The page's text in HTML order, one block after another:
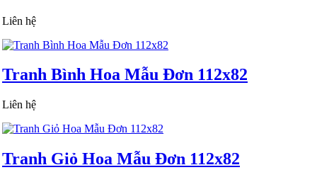
Liên hệ
Tranh Bình Hoa Mẫu Đơn 112x82
Liên hệ
Tranh Giỏ Hoa Mẫu Đơn 112x82